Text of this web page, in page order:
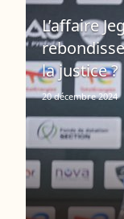
L’affaire
la justice ?
20 décembre 2024